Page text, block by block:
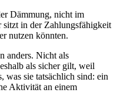
Dämmung, nicht im
in der Zahlungsfähigkeit
nutzen könnten.
anders. Nicht als
als sicher gilt, weil
was sie tatsächlich sind: ein
Aktivität an einem